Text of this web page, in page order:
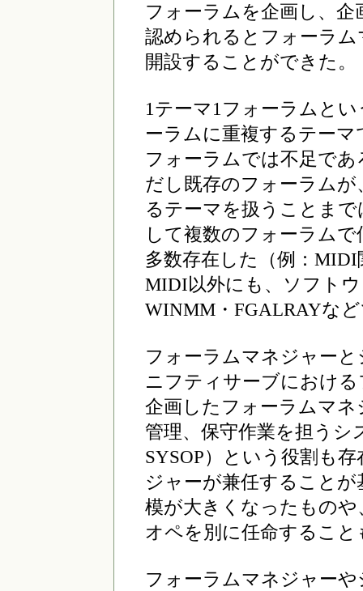
フォーラムを企画し、
認められるとフォーラ
開設することができた。
1テーマ1フォーラムと
ーラムに重複するテー
フォーラムでは不足で
だし既存のフォーラム
るテーマを扱うことま
して複数のフォーラム
多数存在した（例：
MIDI以外にも、ソフト
WINMM・FGALRAYな
フォーラムマネジャー
ニフティサーブにおけ
企画したフォーラムマ
管理、保守作業を担う
SYSOP）という役割も
ジャーが兼任すること
模が大きくなったもの
オペを別に任命すること
フォーラムマネジャー